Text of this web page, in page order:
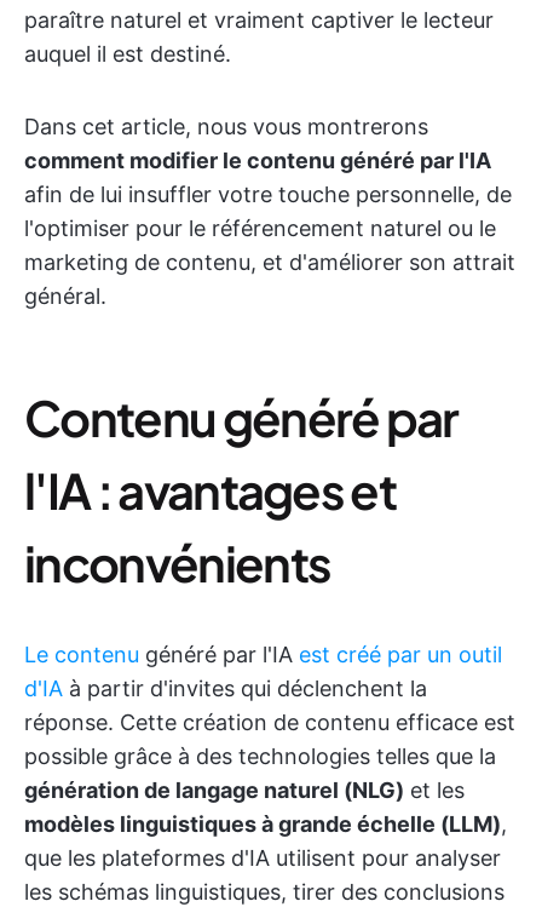
paraître naturel et vraiment captiver le lecteur
auquel il est destiné.
Dans cet article, nous vous montrerons
comment modifier le contenu généré par l'IA
afin de lui insuffler votre touche personnelle, de
l'optimiser pour le référencement naturel ou le
marketing de contenu, et d'améliorer son attrait
général.
Contenu généré par
l'IA : avantages et
inconvénients
Le contenu généré par l'IA est créé par un outil
d'IA à partir d'invites qui déclenchent la
réponse. Cette création de contenu efficace est
possible grâce à des technologies telles que la
génération de langage naturel (NLG) et les
modèles linguistiques à grande échelle (LLM),
que les plateformes d'IA utilisent pour analyser
les schémas linguistiques, tirer des conclusions